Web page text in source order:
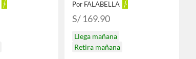
Por FALABELLA
S/ 169.90
Llega mañana
Retira mañana